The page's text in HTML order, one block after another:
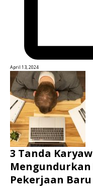
April 13, 2024
3 Tanda
Pekerjaan Baru